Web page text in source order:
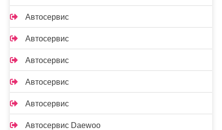
Автосервис
Автосервис
Автосервис
Автосервис
Автосервис
Автосервис Daewoo